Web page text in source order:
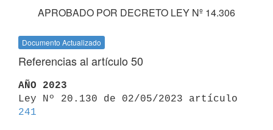
APROBADO POR DECRETO LEY Nº 14.306
Documento Actualizado
Referencias al artículo 50
AÑO 2023
241